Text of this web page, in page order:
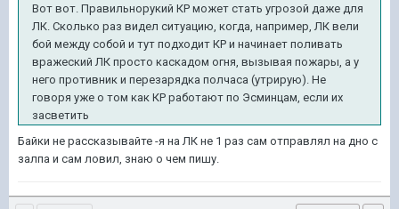
Вот вот. Правильнорукий КР может стать угрозой даже для
ЛК. Сколько раз видел ситуацию, когда, например, ЛК вели
бой между собой и тут подходит КР и начинает поливать
вражеский ЛК просто каскадом огня, вызывая пожары, а у
него противник и перезарядка полчаса (утрирую). Не
говоря уже о том как КР работают по Эсминцам, если их
засветить
Байки не рассказывайте -я на ЛК не 1 раз сам отправлял на дно с
залпа и сам ловил, знаю о чем пишу.